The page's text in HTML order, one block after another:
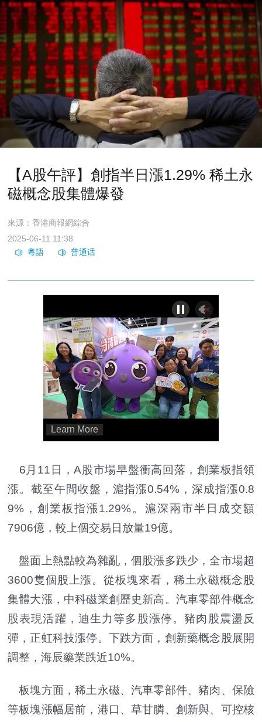
【A股午評】創指半日漲1.29% 稀土永
磁概念股集體爆發
來源：香港商報網綜合
2025-06-11 11:38
6月11日，A股市場早盤衝高回落，創業板指領
漲。截至午間收盤，滬指漲0.54%，深成指漲0.8
9%，創業板指漲1.29%。滬深兩市半日成交額
7906億，較上個交易日放量19億。
盤面上熱點較為雜亂，個股漲多跌少，全市場超
3600隻個股上漲。從板塊來看，稀土永磁概念股
集體大漲，中科磁業創歷史新高。汽車零部件概念
股表現活躍，迪生力等多股漲停。豬肉股震盪反
彈，正虹科技漲停。下跌方面，創新藥概念股展開
調整，海辰藥業跌近10%。
板塊方面，稀土永磁、汽車零部件、豬肉、保險
等板塊漲幅居前，港口、草甘膦、創新與、可控核